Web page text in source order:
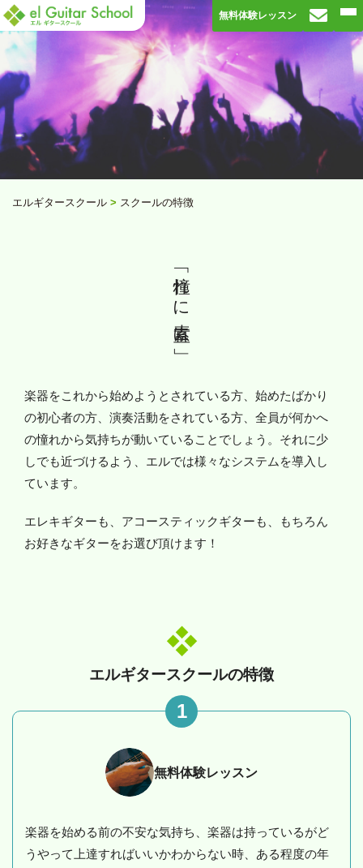
無料体験レッスン
エルギタースクール > スクールの特徴
「憧れに素直に」
楽器をこれから始めようとされている方、始めたばかり
の初心者の方、演奏活動をされている方、全員が何かへ
の憧れから気持ちが動いていることでしょう。それに少
しでも近づけるよう、エルでは様々なシステムを導入し
ています。
エレキギターも、アコースティックギターも、もちろん
お好きなギターをお選び頂けます！
エルギタースクールの特徴
1
無料体験レッスン
楽器を始める前の不安な気持ち、楽器は持っているがど
うやって上達すればいいかわからない時、ある程度の年